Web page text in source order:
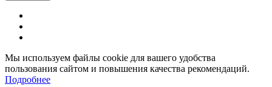
Мы используем файлы cookie для вашего удобства
пользования сайтом и повышения качества рекомендаций.
Подробнее